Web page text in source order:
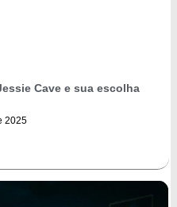
Cave e sua escolha
2025